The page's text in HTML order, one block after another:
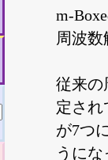
m-
周波
従来の
定され
が7つ
うに